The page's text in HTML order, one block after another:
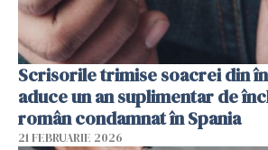
Scrisorile trimise soacrei din
aduce un an suplimentar de
român condamnat în Spania
21 FEBRUARIE 2026